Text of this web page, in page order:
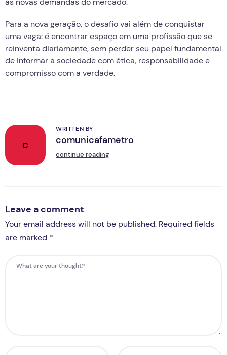
Para a nova geração, o desafio vai além de conquistar
uma vaga: é encontrar espaço em uma profissão que se
reinventa diariamente, sem perder seu papel fundamental
de informar a sociedade com ética, responsabilidade e
compromisso com a verdade.
C
WRITTEN BY
comunicafametro
continue reading
Leave a comment
Your email address will not be published. Required fields
are marked *